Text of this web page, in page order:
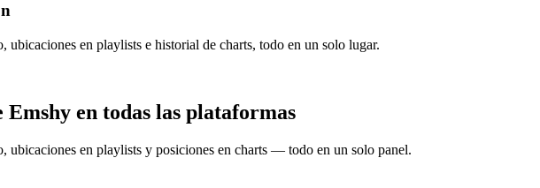
ubicaciones en playlists e historial de charts, todo en un solo lugar.
en todas las plataformas
ubicaciones en playlists y posiciones en charts — todo en un solo panel.